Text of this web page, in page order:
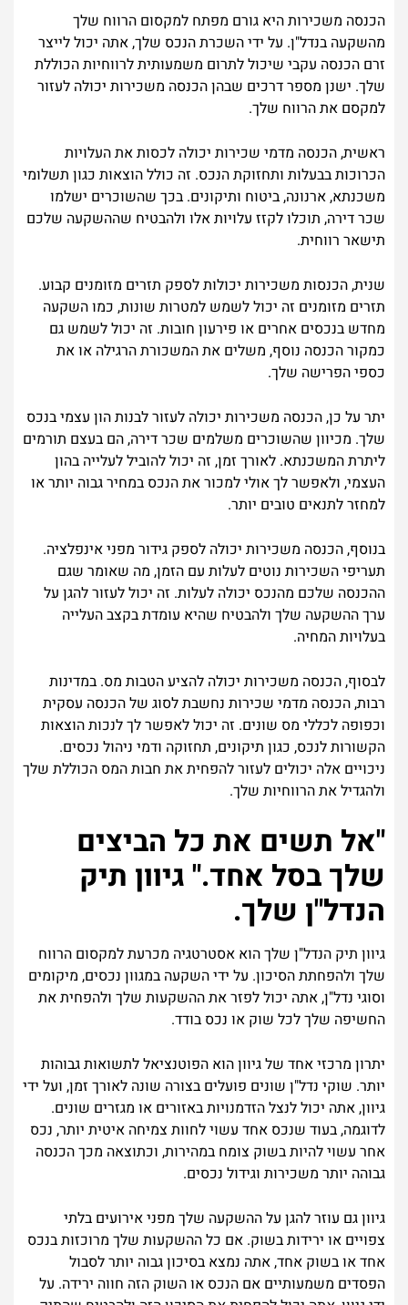
הכנסה משכירות היא גורם מפתח למקסום הרווח שלך
מהשקעה בנדל"ן. על ידי השכרת הנכס שלך, אתה יכול לייצר
זרם הכנסה עקבי שיכול לתרום משמעותית לרווחיות הכוללת
שלך. ישנן מספר דרכים שבהן הכנסה משכירות יכולה לעזור
למקסם את הרווח שלך.
ראשית, הכנסה מדמי שכירות יכולה לכסות את העלויות
הכרוכות בבעלות ותחזוקת הנכס. זה כולל הוצאות כגון תשלומי
משכנתא, ארנונה, ביטוח ותיקונים. בכך שהשוכרים ישלמו
שכר דירה, תוכלו לקזז עלויות אלו ולהבטיח שההשקעה שלכם
תישאר רווחית.
שנית, הכנסות משכירות יכולות לספק תזרים מזומנים קבוע.
תזרים מזומנים זה יכול לשמש למטרות שונות, כמו השקעה
מחדש בנכסים אחרים או פירעון חובות. זה יכול לשמש גם
כמקור הכנסה נוסף, משלים את המשכורת הרגילה או את
כספי הפרישה שלך.
יתר על כן, הכנסה משכירות יכולה לעזור לבנות הון עצמי בנכס
שלך. מכיוון שהשוכרים משלמים שכר דירה, הם בעצם תורמים
ליתרת המשכנתא. לאורך זמן, זה יכול להוביל לעלייה בהון
העצמי, ולאפשר לך אולי למכור את הנכס במחיר גבוה יותר או
למחזר לתנאים טובים יותר.
בנוסף, הכנסה משכירות יכולה לספק גידור מפני אינפלציה.
תעריפי השכירות נוטים לעלות עם הזמן, מה שאומר שגם
ההכנסה שלכם מהנכס יכולה לעלות. זה יכול לעזור להגן על
ערך ההשקעה שלך ולהבטיח שהיא עומדת בקצב העלייה
בעלויות המחיה.
לבסוף, הכנסה משכירות יכולה להציע הטבות מס. במדינות
רבות, הכנסה מדמי שכירות נחשבת לסוג של הכנסה עסקית
וכפופה לכללי מס שונים. זה יכול לאפשר לך לנכות הוצאות
הקשורות לנכס, כגון תיקונים, תחזוקה ודמי ניהול נכסים.
ניכויים אלה יכולים לעזור להפחית את חבות המס הכוללת שלך
ולהגדיל את הרווחיות שלך.
"אל תשים את כל הביצים
שלך בסל אחד." גיוון תיק
הנדל"ן שלך.
גיוון תיק הנדל"ן שלך הוא אסטרטגיה מכרעת למקסום הרווח
שלך ולהפחתת הסיכון. על ידי השקעה במגוון נכסים, מיקומים
וסוגי נדל"ן, אתה יכול לפזר את ההשקעות שלך ולהפחית את
החשיפה שלך לכל שוק או נכס בודד.
יתרון מרכזי אחד של גיוון הוא הפוטנציאל לתשואות גבוהות
יותר. שוקי נדל"ן שונים פועלים בצורה שונה לאורך זמן, ועל ידי
גיוון, אתה יכול לנצל הזדמנויות באזורים או מגזרים שונים.
לדוגמה, בעוד שנכס אחד עשוי לחוות צמיחה איטית יותר, נכס
אחר עשוי להיות בשוק צומח במהירות, וכתוצאה מכך הכנסה
גבוהה יותר משכירות וגידול נכסים.
גיוון גם עוזר להגן על ההשקעה שלך מפני אירועים בלתי
צפויים או ירידות בשוק. אם כל ההשקעות שלך מרוכזות בנכס
אחד או בשוק אחד, אתה נמצא בסיכון גבוה יותר לסבול
הפסדים משמעותיים אם הנכס או השוק הזה חווה ירידה. על